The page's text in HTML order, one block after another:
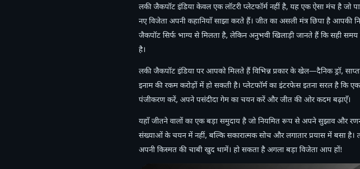
लकी जैकपॉट इंडिया केवल एक लॉटरी प्लेटफॉर्म नहीं है, यह एक ऐसा मंच है जो
नए विजेता अपनी कहानियाँ साझा करते हैं। जीत का असली मंत्र छिपा है
जैकपॉट सिर्फ भाग्य से मिलता है, लेकिन अनुभवी खिलाड़ी जानते हैं कि सही
है।
लकी जैकपॉट इंडिया पर आपको मिलते हैं विभिन्न प्रकार के खेल—दैनिक ड्रॉ,
इनाम की रकम करोड़ों में हो सकती है। प्लेटफॉर्म का इंटरफेस इतना सरल है कि
पंजीकरण करें, अपने पसंदीदा गेम का चयन करें और जीत की ओर कदम बढ़ाएँ।
यहाँ जीतने वालों का एक बड़ा समुदाय है जो नियमित रूप से अपने सुझाव और
संख्याओं के चयन में नहीं, बल्कि सकारात्मक सोच और लगातार प्रयास में बसा
अपनी किस्मत की चाबी खुद थामें। हो सकता है अगला बड़ा विजेता आप हों!